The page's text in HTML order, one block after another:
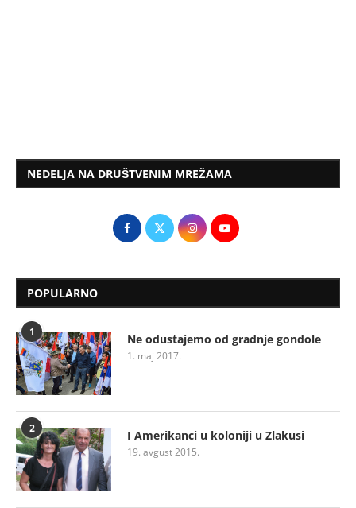
NEDELJA NA DRUŠTVENIM MREŽAMA
POPULARNO
1 Ne odustajemo od gradnje gondole
1. maj 2017.
2 I Amerikanci u koloniji u Zlakusi
19. avgust 2015.